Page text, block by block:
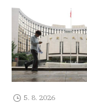
5. 8. 2026